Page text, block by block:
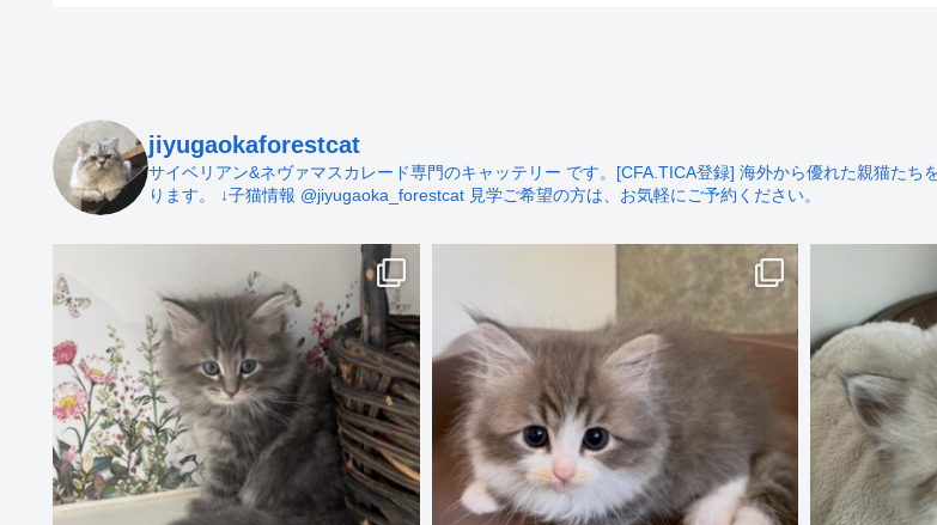
jiyugaokaforestcat
サイベリアン&ネヴァマスカレード専門のキャッテリー です。[CFA.TICA登録] 海外から優れた親猫たち
ります。
↓子猫情報 @jiyugaoka_forestcat 見学ご希望の方は、お気軽にご予約ください。